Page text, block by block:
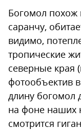
Богомол похож
саранчу,
видимо,
тропические
северные края
фотообъектив
длину богомол
на фоне наших
смотрится